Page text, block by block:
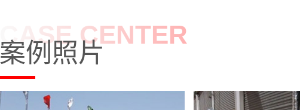
CASE CENTER
案例照片